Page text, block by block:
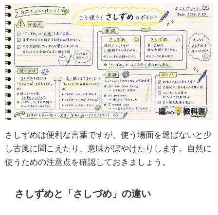
さしずめは便利な言葉ですが、使う場面を選ばないと少
し古風に聞こえたり、意味がぼやけたりします。自然に
使うための注意点を確認しておきましょう。
さしずめと「さしづめ」の違い